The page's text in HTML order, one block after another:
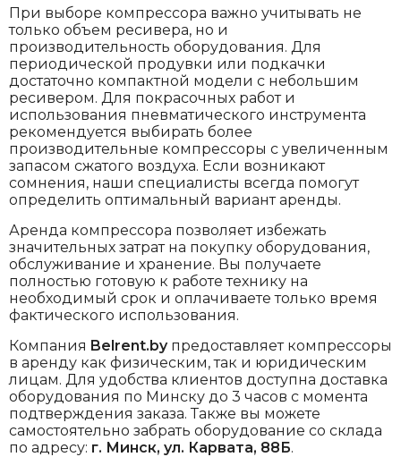
При выборе компрессора важно учитывать не
только объем ресивера, но и
производительность оборудования. Для
периодической продувки или подкачки
достаточно компактной модели с небольшим
ресивером. Для покрасочных работ и
использования пневматического инструмента
рекомендуется выбирать более
производительные компрессоры с увеличенным
запасом сжатого воздуха. Если возникают
сомнения, наши специалисты всегда помогут
определить оптимальный вариант аренды.
Аренда компрессора позволяет избежать
значительных затрат на покупку оборудования,
обслуживание и хранение. Вы получаете
полностью готовую к работе технику на
необходимый срок и оплачиваете только время
фактического использования.
Компания Belrent.byпредоставляет компрессоры
в аренду как физическим, так и юридическим
лицам. Для удобства клиентов доступна доставка
оборудования по Минску до 3 часов с момента
подтверждения заказа. Также вы можете
самостоятельно забрать оборудование со склада
по адресу: г. Минск, ул. Карвата, 88Б.